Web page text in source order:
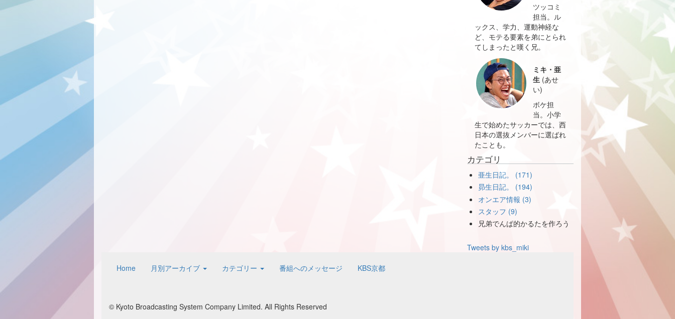
ツッコミ
担当。ル
ックス、学力、運動神経な
ど、モテる要素を弟にとられ
てしまったと嘆く兄。
ミキ・亜
生(あせ
い)
ボケ担
当。小学
生で始めたサッカーでは、西
日本の選抜メンバーに選ばれ
たことも。
カテゴリ
亜生日記。 (171)
昴生日記。 (194)
オンエア情報 (3)
スタッフ (9)
兄弟でんぱ的かるたを作ろう
Tweets by kbs_miki
Home 月別アーカイブ カテゴリー 番組へのメッセージ KBS京都
© Kyoto Broadcasting System Company Limited. All Rights Reserved